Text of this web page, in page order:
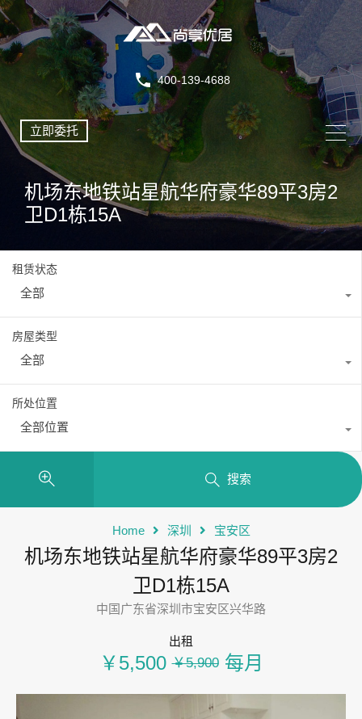
400-139-4688
立即委托
机场东地铁站星航华府豪华89平3房2
卫D1栋15A
租赁状态
全部
房屋类型
全部
所处位置
全部位置
搜索
Home 深圳 宝安区
机场东地铁站星航华府豪华89平3房2
卫D1栋15A
中国广东省深圳市宝安区兴华路
出租
￥5,500 ￥5,900每月